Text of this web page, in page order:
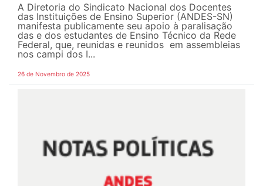
A Diretoria do Sindicato Nacional dos Docentes
das Instituições de Ensino Superior (ANDES-SN)
manifesta publicamente seu apoio à paralisação
das e dos estudantes de Ensino Técnico da Rede
Federal, que, reunidas e reunidos em assembleias
nos campi dos I...
26 de Novembro de 2025